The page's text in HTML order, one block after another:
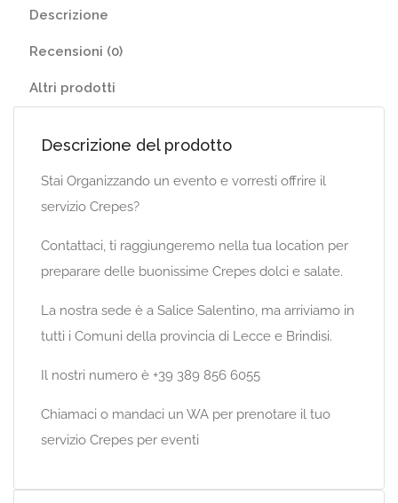
Descrizione
Recensioni (0)
Altri prodotti
Descrizione del prodotto
Stai Organizzando un evento e vorresti offrire il
servizio Crepes?
Contattaci, ti raggiungeremo nella tua location per
preparare delle buonissime Crepes dolci e salate.
La nostra sede è a Salice Salentino, ma arriviamo in
tutti i Comuni della provincia di Lecce e Brindisi.
Il nostri numero è +39 389 856 6055
Chiamaci o mandaci un WA per prenotare il tuo
servizio Crepes per eventi